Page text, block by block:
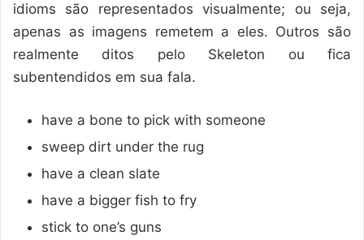
idioms são representados visualmente; ou seja,
apenas as imagens remetem a eles. Outros são
realmente ditos pelo Skeleton ou fica
subentendidos em sua fala.
have a bone to pick with someone
sweep dirt under the rug
have a clean slate
have a bigger fish to fry
stick to one’s guns